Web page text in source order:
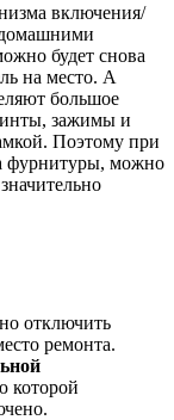
включения/
будет снова
на место. А
большое
зажимы и
Поэтому при
фурнитуры, можно
отключить
ремонта.
которой